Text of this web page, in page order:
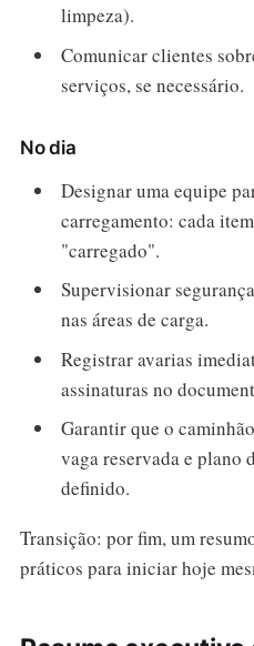
limpeza).
Comunicar clientes
serviços, se necessário.
No dia
Designar uma equipe
carregamento: cada
"carregado".
Supervisionar
nas áreas de carga.
Registrar avarias
assinaturas no
Garantir que o
vaga reservada e plano
definido.
Transição: por fim, um
práticos para iniciar hoje